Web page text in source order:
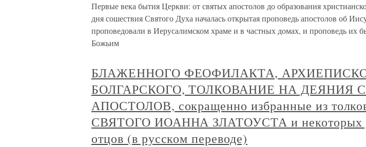
Первые века бытия Церкви: от святых апостолов до образования
дня сошествия Святого Духа началась открытая проповедь апостолов об
проповедовали в Иерусалимском храме и в частных домах, и проповедь их
Божьим
БЛАЖЕННОГО ФЕОФИЛАКТА,
БОЛГАРСКОГО, ТОЛКОВАНИЕ НА ДЕЯНИЯ
АПОСТОЛОВ, сокращенно избранные из
СВЯТОГО ИОАННА ЗЛАТОУСТА и некоторых
отцов (в русском переводе)